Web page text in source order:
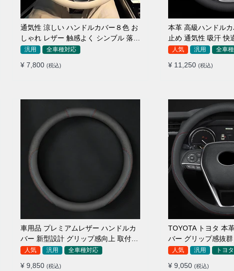
通気性 涼しい ハンドルカバー８色 お
しゃれ レザー 触感よく シンブル 落ち
着いた気品 35~40CM
汎用 全車種対応
¥ 7,800 (税込)
本革 高級ハンドル
止め 通気性 吸汗 快
用 35~40CM
人気 汎用 全車
¥ 11,250 (税込)
車用品 プレミアムレザー ハンドルカ
バー 新型設計 グリップ感向上 取付簡
単 滑り止め 36〜38cm
人気 汎用 全車種対応
¥ 9,850 (税込)
TOYOTA トヨタ 本
バー グリップ感抜
り止め 37~40CM
人気 汎用 トヨ
¥ 9,050 (税込)